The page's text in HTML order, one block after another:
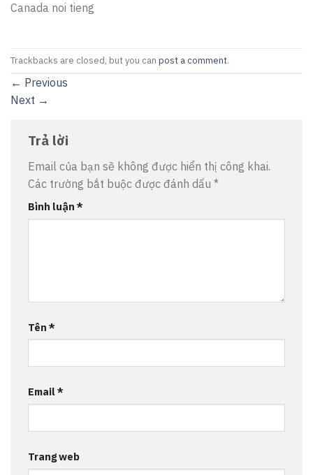
Canada noi tieng
Trackbacks are closed, but you can post a comment.
← Previous
Next →
Trả lời
Email của bạn sẽ không được hiển thị công khai.
Các trường bắt buộc được đánh dấu *
Bình luận *
Tên *
Email*
Trang web